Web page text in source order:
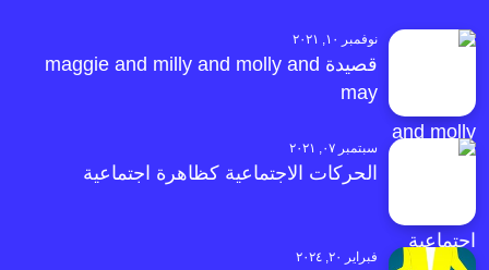
نوفمبر ١٠, ٢٠٢١
قصيدة maggie and milly and molly and
may
سبتمبر ٠٧, ٢٠٢١
الحركات الاجتماعية كظاهرة اجتماعية
فبراير ٢٠, ٢٠٢٤